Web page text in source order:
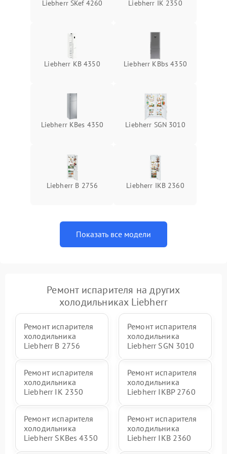
Liebherr SKef 4260 Liebherr IK 2350
Liebherr KB 4350 Liebherr KBbs 4350
Liebherr KBes 4350 Liebherr SGN 3010
Liebherr B 2756 Liebherr IKB 2360
Показать все модели
Ремонт испарителя на других
холодильниках Liebherr
Ремонт испарителя
холодильника
Liebherr B 2756
Ремонт испарителя
холодильника
Liebherr SGN 3010
Ремонт испарителя
холодильника
Liebherr IK 2350
Ремонт испарителя
холодильника
Liebherr IKBP 2760
Ремонт испарителя
холодильника
Liebherr SKBes 4350
Ремонт испарителя
холодильника
Liebherr IKB 2360